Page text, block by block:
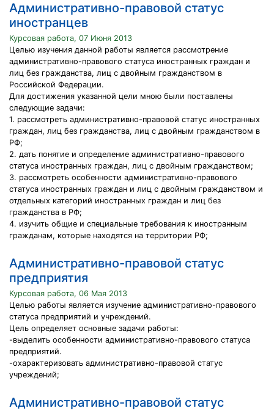
Административно-правовой статус
иностранцев
Курсовая работа, 07 Июня 2013
Целью изучения данной работы является рассмотрение
административно-правового статуса иностранных граждан и
лиц без гражданства, лиц с двойным гражданством в
Российской Федерации.
Для достижения указанной цели мною были поставлены
следующие задачи:
1. рассмотреть административно-правовой статус иностранных
граждан, лиц без гражданства, лиц с двойным гражданством в
РФ;
2. дать понятие и определение административно-правового
статуса иностранных граждан, лиц с двойным гражданством;
3. рассмотреть особенности административно-правового
статуса иностранных граждан и лиц с двойным гражданством и
отдельных категорий иностранных граждан и лиц без
гражданства в РФ;
4. изучить общие и специальные требования к иностранным
гражданам, которые находятся на территории РФ;
Административно-правовой статус
предприятия
Курсовая работа, 06 Мая 2013
Целью работы является изучение административно-правового
статуса предприятий и учреждений.
Цель определяет основные задачи работы:
-выделить особенности административно-правового статуса
предприятий.
-охарактеризовать административно-правовой статус
учреждений;
Административно-правовой статус